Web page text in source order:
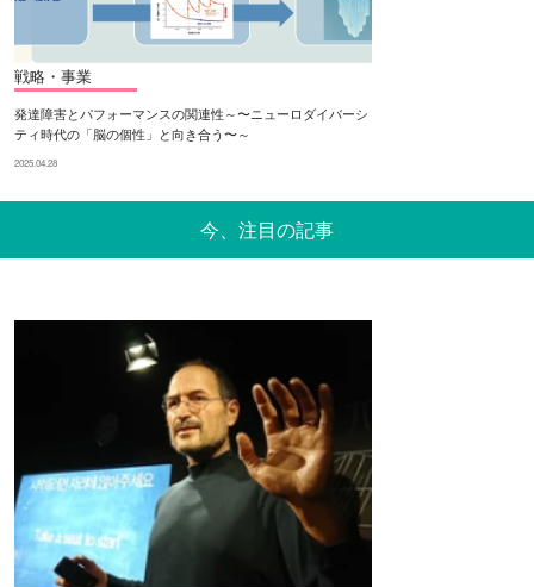
戦略・事業
発達障害とパフォーマンスの関連性～〜ニューロダイバーシ
ティ時代の「脳の個性」と向き合う〜～
2025.04.28
今、注目の記事